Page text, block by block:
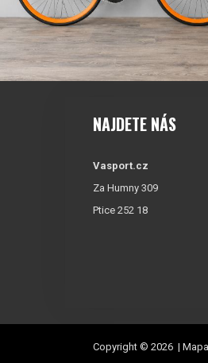
NAJDETE NÁS
Vasport.cz
Za Humny 309
Ptice 252 18
Copyright © 2026 |